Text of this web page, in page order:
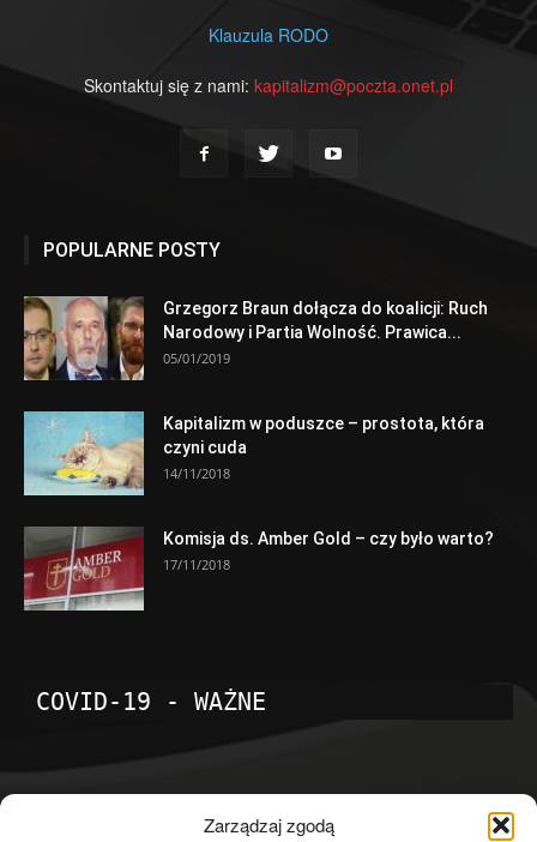
Zarządzaj zgodą
Klauzula RODO
Skontaktuj się z nami: kapitalizm@poczta.onet.pl
POPULARNE POSTY
Grzegorz Braun dołącza do koalicji: Ruch
Narodowy i Partia Wolność. Prawica...
05/01/2019
Kapitalizm w poduszce – prostota, która
czyni cuda
14/11/2018
Komisja ds. Amber Gold – czy było warto?
17/11/2018
COVID-19 - WAŻNE